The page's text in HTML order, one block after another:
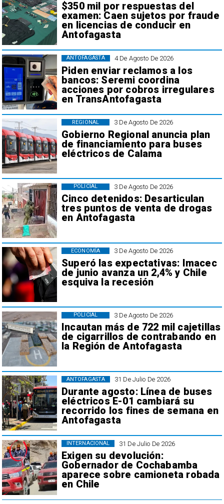
$350 mil por respuestas del
examen: Caen sujetos por fraude
en licencias de conducir en
Antofagasta
4 De Agosto De 2026
Piden enviar reclamos a los
bancos: Seremi coordina
acciones por cobros irregulares
en TransAntofagasta
ANTOFAGASTA
3 De Agosto De 2026
Gobierno Regional anuncia plan
de financiamiento para buses
eléctricos de Calama
REGIONAL
3 De Agosto De 2026
Cinco detenidos: Desarticulan
tres puntos de venta de drogas
en Antofagasta
POLICIAL
3 De Agosto De 2026
Superó las expectativas: Imacec
de junio avanza un 2,4% y Chile
esquiva la recesión
ECONOMÍA
3 De Agosto De 2026
Incautan más de 722 mil cajetillas
de cigarrillos de contrabando en
la Región de Antofagasta
POLICIAL
31 De Julio De 2026
Durante agosto: Línea de buses
eléctricos E-01 cambiará su
recorrido los fines de semana en
Antofagasta
ANTOFAGASTA
31 De Julio De 2026
Exigen su devolución:
Gobernador de Cochabamba
aparece sobre camioneta robada
en Chile
INTERNACIONAL